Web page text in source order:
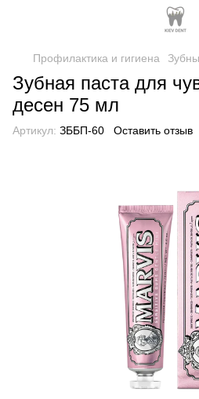
Профилактика и гигиена
Зубная паста для
десен 75 мл
Артикул: ЗББП-60 Оставить отзыв